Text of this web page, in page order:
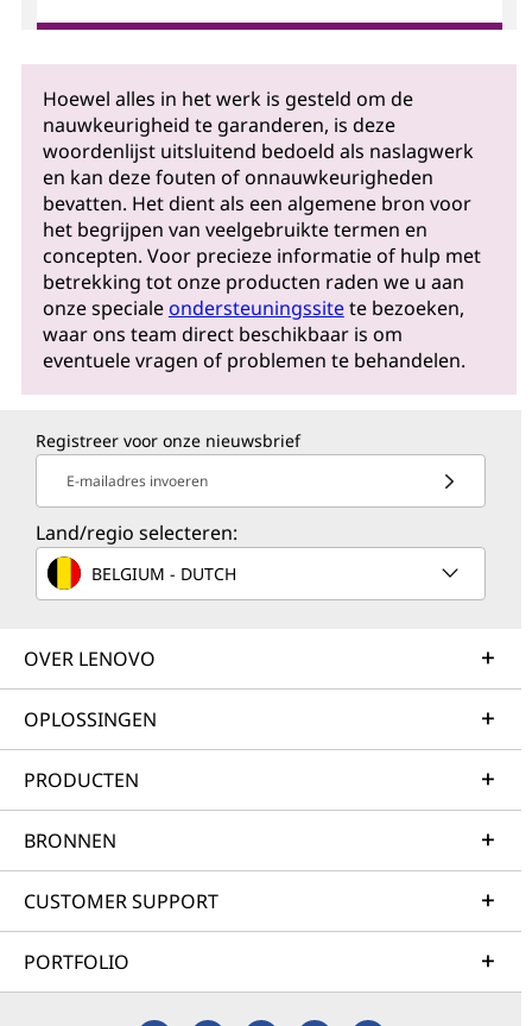
Hoewel alles in het werk is gesteld om de
nauwkeurigheid te garanderen, is deze
woordenlijst uitsluitend bedoeld als naslagwerk
en kan deze fouten of onnauwkeurigheden
bevatten. Het dient als een algemene bron voor
het begrijpen van veelgebruikte termen en
concepten. Voor precieze informatie of hulp met
betrekking tot onze producten raden we u aan
onze specialeondersteuningssitete bezoeken,
waar ons team direct beschikbaar is om
eventuele vragen of problemen te behandelen.
Registreer voor onze nieuwsbrief
E-mailadres invoeren
Land/regio selecteren:
BELGIUM - DUTCH
OVER LENOVO
OPLOSSINGEN
PRODUCTEN
BRONNEN
CUSTOMER SUPPORT
PORTFOLIO